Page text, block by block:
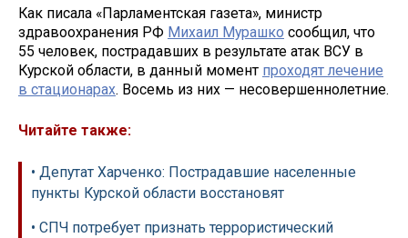
Как писала «Парламентская газета», министр
здравоохранения РФ Михаил Мурашко сообщил, что
55 человек, пострадавших в результате атак ВСУ в
Курской области, в данный момент проходят лечение
в стационарах. Восемь из них — несовершеннолетние.
Читайте также:
• Депутат Харченко: Пострадавшие населенные
пункты Курской области восстановят
• СПЧ потребует признать террористический